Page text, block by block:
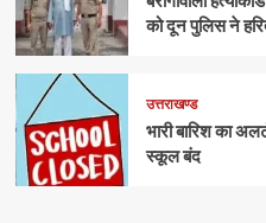
को दून पुलिस ने
उत्तराखण्ड
भारी बारिश का
स्कूल बंद